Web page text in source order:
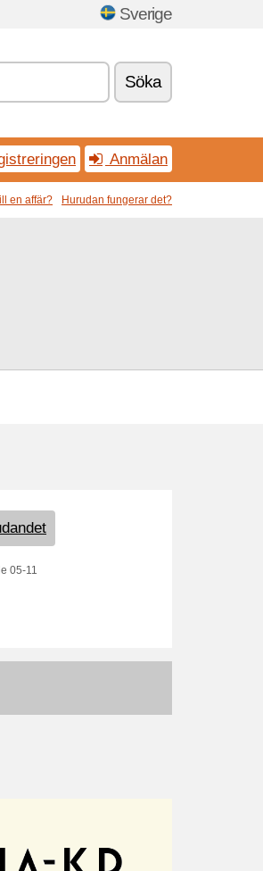
Sverige
Söka
Anmälan
en affär? Hurudan fungerar det?
05-11